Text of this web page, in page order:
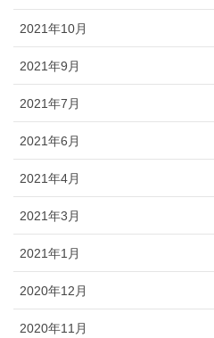
2021年10月
2021年9月
2021年7月
2021年6月
2021年4月
2021年3月
2021年1月
2020年12月
2020年11月